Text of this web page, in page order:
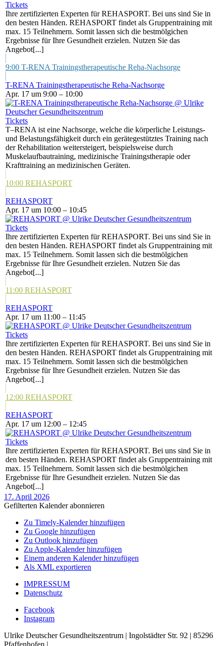
Tickets
Ihre zertifizierten Experten für REHASPORT. Bei uns sind Sie in
den besten Händen. REHASPORT findet als Gruppentraining mit
max. 15 Teilnehmern. Somit lassen sich die bestmölgichen
Ergebnisse für Ihre Gesundheit erzielen. Nutzen Sie das
Angebot[...]
9:00 T-RENA Trainingstherapeutische Reha-Nachsorge
T-RENA Trainingstherapeutische Reha-Nachsorge
Apr. 17 um 9:00 – 10:00
Tickets
T–RENA ist eine Nachsorge, welche die körperliche Leistungs-
und Belastungsfähigkeit durch ein gerätegestütztes Training nach
der Rehabilitation weitersteigert, beispielsweise durch
Muskelaufbautraining, medizinische Trainingstherapie oder
Krafttraining an medizinischen Geräten.
10:00 REHASPORT
REHASPORT
Apr. 17 um 10:00 – 10:45
Tickets
Ihre zertifizierten Experten für REHASPORT. Bei uns sind Sie in
den besten Händen. REHASPORT findet als Gruppentraining mit
max. 15 Teilnehmern. Somit lassen sich die bestmölgichen
Ergebnisse für Ihre Gesundheit erzielen. Nutzen Sie das
Angebot[...]
11:00 REHASPORT
REHASPORT
Apr. 17 um 11:00 – 11:45
Tickets
Ihre zertifizierten Experten für REHASPORT. Bei uns sind Sie in
den besten Händen. REHASPORT findet als Gruppentraining mit
max. 15 Teilnehmern. Somit lassen sich die bestmölgichen
Ergebnisse für Ihre Gesundheit erzielen. Nutzen Sie das
Angebot[...]
12:00 REHASPORT
REHASPORT
Apr. 17 um 12:00 – 12:45
Tickets
Ihre zertifizierten Experten für REHASPORT. Bei uns sind Sie in
den besten Händen. REHASPORT findet als Gruppentraining mit
max. 15 Teilnehmern. Somit lassen sich die bestmölgichen
Ergebnisse für Ihre Gesundheit erzielen. Nutzen Sie das
Angebot[...]
17. April 2026
Gefilterten Kalender abonnieren
Zu Timely-Kalender hinzufügen
Zu Google hinzufügen
Zu Outlook hinzufügen
Zu Apple-Kalender hinzufügen
Einem anderen Kalender hinzufügen
Als XML exportieren
IMPRESSUM
Datenschutz
Facebook
Instagram
Ulrike Deutscher Gesundheitszentrum | Ingolstädter Str. 92 | 85296
Pfaffenhofen |